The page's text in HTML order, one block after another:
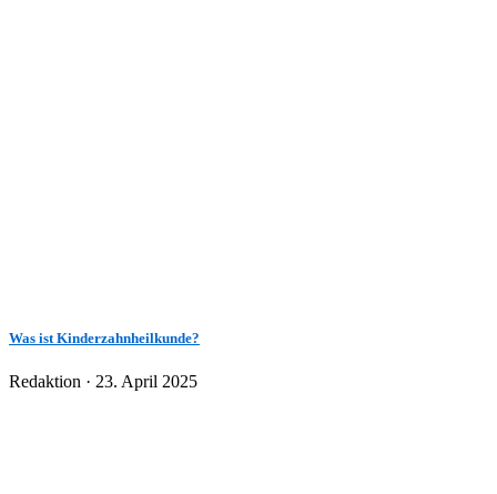
Was ist Kinderzahnheilkunde?
Redaktion · Veröffentlicht
23. April 2025